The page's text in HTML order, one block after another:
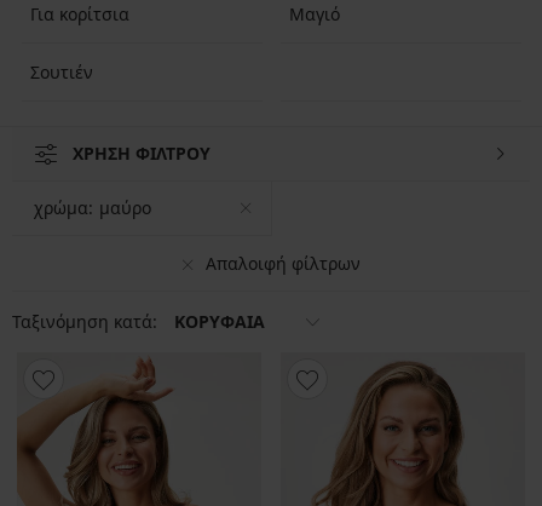
Για κορίτσια Μαγιό
Σουτιέν
ΧΡΗΣΗ ΦΙΛΤΡΟΥ
Απαλοιφή φίλτρων
χρώμα: μαύρο
Ταξινόμηση κατά: ΚΟΡΥΦΑΙΑ